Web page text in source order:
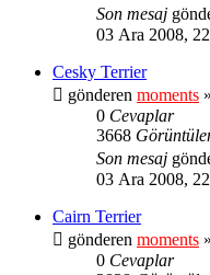
Son mesaj
03 Ara 2008,
Cesky Terrier
gönderen moments
0 Cevaplar
3668
Son mesaj
03 Ara 2008,
Cairn Terrier
gönderen moments
0 Cevaplar